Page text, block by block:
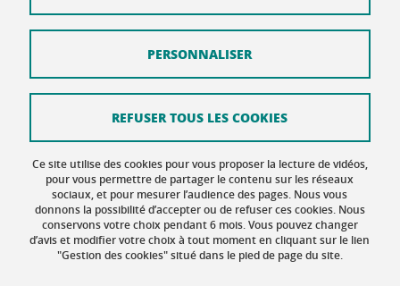
ed-eeats@univ-grenoble-alpes.fr
Mentions légales
Données personnelles
Crédits
Gestion des cookies
Ce site utilise des cookies pour vous proposer la lecture de vidéos,
pour vous permettre de partager le contenu sur les réseaux
sociaux, et pour mesurer l’audience des pages. Nous vous
donnons la possibilité d’accepter ou de refuser ces cookies. Nous
conservons votre choix pendant 6 mois. Vous pouvez changer
d’avis et modifier votre choix à tout moment en cliquant sur le lien
"Gestion des cookies" situé dans le pied de page du site.
REFUSER TOUS LES COOKIES
PERSONNALISER